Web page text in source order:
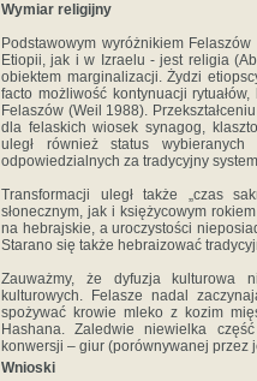
Wymiar religijny
Podstawowym wyróżnikiem
Etiopii, jak i w Izraelu - jest religia
obiektem marginalizacji. Żydzi
facto możliwość kontynuacji
Felaszów (Weil 1988).
dla felaskich wiosek synagog,
uległ również status
odpowiedzialnych za tradycyjny
Transformacji uległ także „czas
słonecznym, jak i księżycowym
na hebrajskie, a uroczystości
Starano się także hebraizować
Zauważmy, że dyfuzja kulturowa
kulturowych. Felasze nadal
spożywać krowie mleko z kozim
Hashana. Zaledwie niewielka
konwersji – giur (porównywanej przez
Wnioski